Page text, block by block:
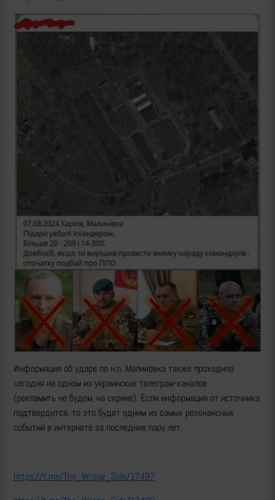
Информация об ударе по н.п. Малиновка также проходила
сегодня на одном из украинских телеграм-каналов
(рекламить не будем, на скрине). Если информация от источника
подтвердится, то это будет одним из самых резонансных
событий в интернете за последние пару лет.
https://t.me/The_Wrong_Side/17497